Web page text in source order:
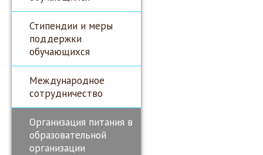
Стипендии и меры
поддержки
обучающихся
Международное
сотрудничество
Организация питания в
образовательной
организации